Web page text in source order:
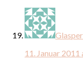
11. Januar 2011